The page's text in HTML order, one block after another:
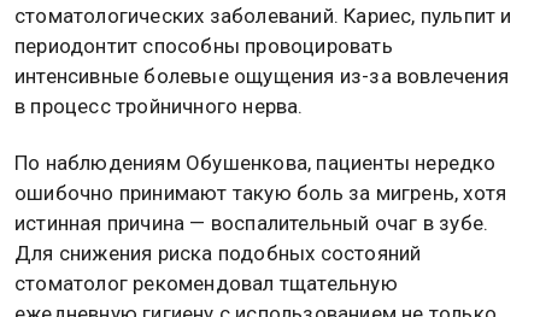
стоматологических заболеваний. Кариес, пульпит и
периодонтит способны провоцировать
интенсивные болевые ощущения из-за вовлечения
в процесс тройничного нерва.
По наблюдениям Обушенкова, пациенты нередко
ошибочно принимают такую боль за мигрень, хотя
истинная причина — воспалительный очаг в зубе.
Для снижения риска подобных состояний
стоматолог рекомендовал тщательную